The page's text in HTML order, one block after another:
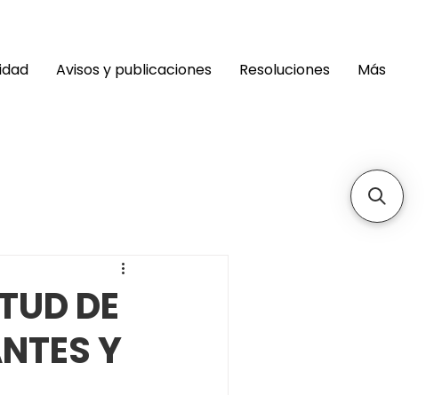
Avisos y publicaciones Resoluciones Más
DE
Y